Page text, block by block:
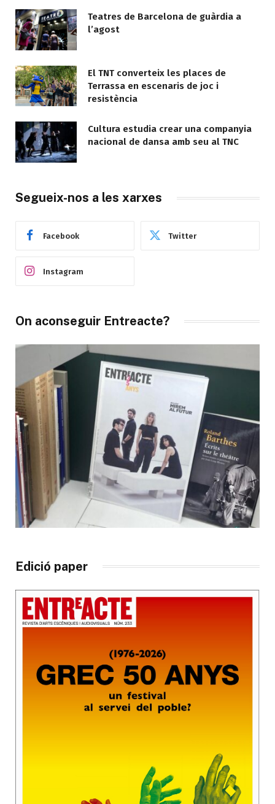
Teatres de Barcelona de guàrdia a
l’agost
El TNT converteix les places de
Terrassa en escenaris de joc i
resistència
Cultura estudia crear una companyia
nacional de dansa amb seu al TNC
Segueix-nos a les xarxes
Facebook Twitter
Instagram
On aconseguir Entreacte?
Edició paper